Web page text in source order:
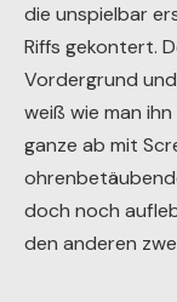
die unspielbar
Riffs gekontert.
Vordergrund
weiß wie man
ganze ab mit
doch noch
den anderen